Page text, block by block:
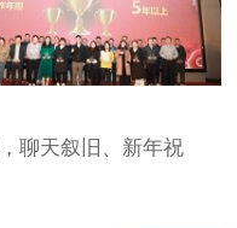
聊天叙旧、新年祝